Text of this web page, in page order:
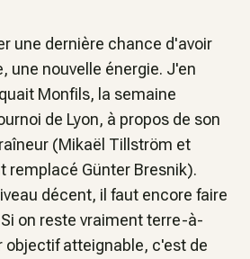
une dernière chance d'avoir
une nouvelle énergie. J'en
Monfils, la semaine
de Lyon, à propos de son
(Mikaël Tillström et
remplacé Günter Bresnik).
décent, il faut encore faire
on reste vraiment terre-à-
objectif atteignable, c'est de